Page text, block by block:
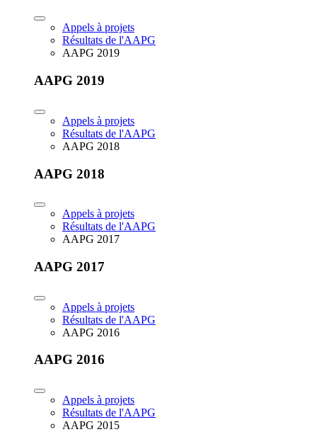
Appels à projets
Résultats de l'AAPG
AAPG 2019
AAPG 2019
Appels à projets
Résultats de l'AAPG
AAPG 2018
AAPG 2018
Appels à projets
Résultats de l'AAPG
AAPG 2017
AAPG 2017
Appels à projets
Résultats de l'AAPG
AAPG 2016
AAPG 2016
Appels à projets
Résultats de l'AAPG
AAPG 2015